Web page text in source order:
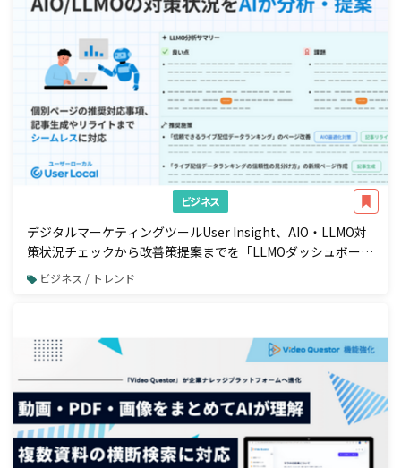
ビジネス
デジタルマーケティングツールUser Insight、AIO・LLMO対
策状況チェックから改善策提案までを「LLMOダッシュボー
ド」で一元管理
ビジネス / トレンド